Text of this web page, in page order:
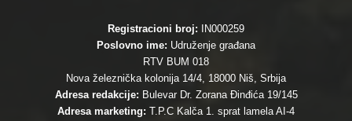
Registracioni broj:
IN000259
Poslovno ime: Udruženje građana
RTV BUM 018
Nova železnička kolonija 14/4, 18000 Niš, Srbija
Adresa redakcije: Bulevar Dr. Zorana Đinđića 19/145
Adresa marketing: T.P.C Kalča 1. sprat lamela AI-4